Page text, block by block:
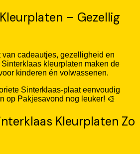
– Gezellig
van cadeautjes, gezelligheid en
kleurplaten maken de
kinderen én volwassenen.
Sinterklaas-plaat eenvoudig
op Pakjesavond nog leuker! 🎨
Kleurplaten Zo